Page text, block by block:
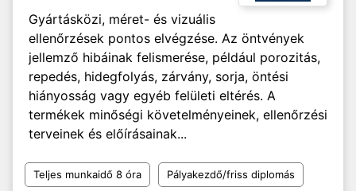
Gyártásközi, méret- és vizuális
ellenőrzések pontos elvégzése. Az öntvények
jellemző hibáinak felismerése, például porozitás,
repedés, hidegfolyás, zárvány, sorja, öntési
hiányosság vagy egyéb felületi eltérés. A
termékek minőségi követelményeinek, ellenőrzési
terveinek és előírásainak...
Teljes munkaidő 8 óra Pályakezdő/friss diplomás